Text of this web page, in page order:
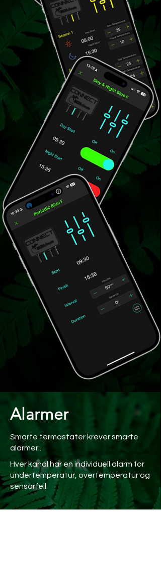
Alarmer
Smarte termostater krever smarte
alarmer..
Hver kanal har en individuell alarm for
undertemperatur, overtemperatur og
sensorfeil.